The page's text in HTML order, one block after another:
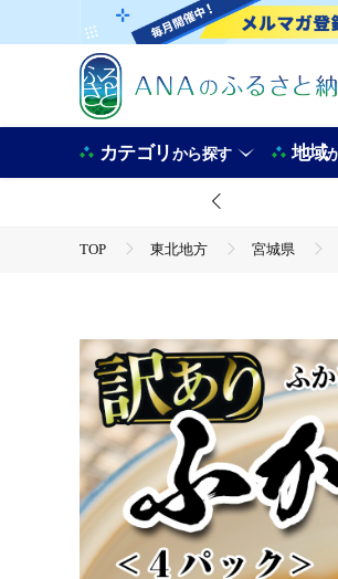
カテゴリから探す 地域
TOP 東北地方 宮城県
＜訳あり＞ふかひれ丼の素 計640g
ta288